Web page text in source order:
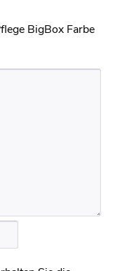
entsprechende
Pflegeöl zu
BigBox Farbe